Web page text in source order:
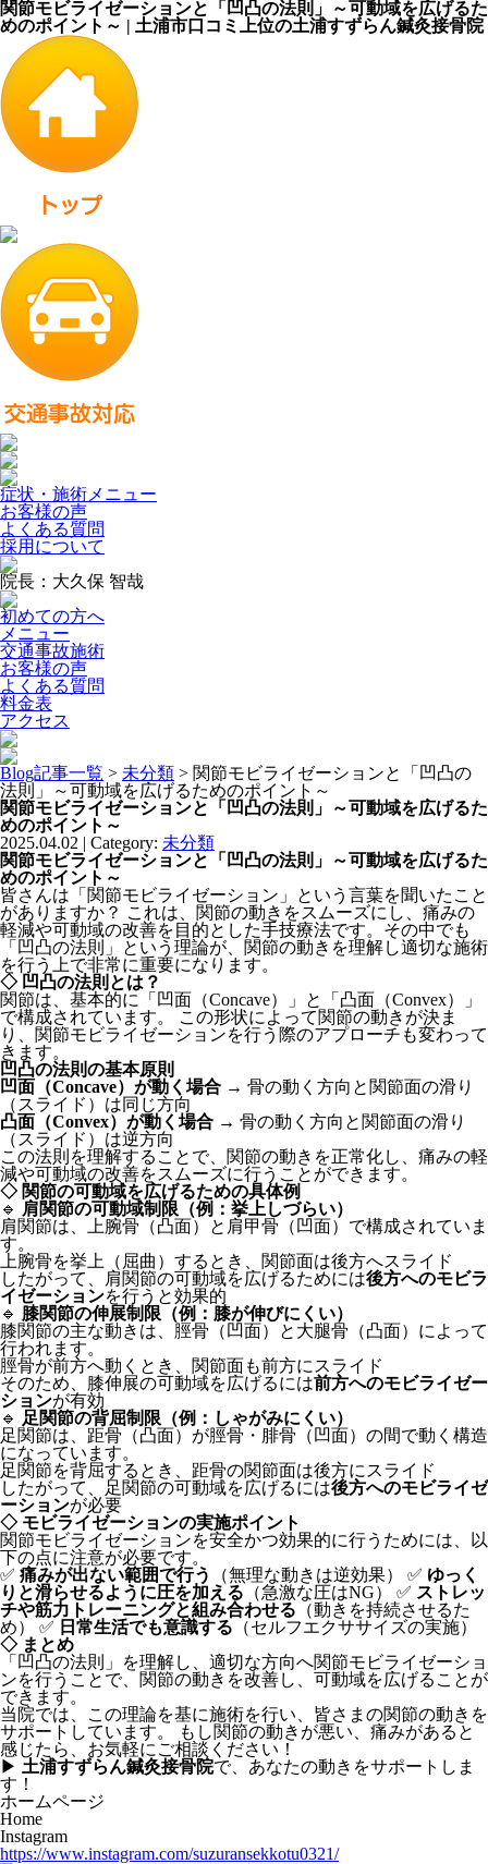
関節モビライゼーションと「凹凸の法則」～可動域を広げるた
めのポイント～ | 土浦市口コミ上位の土浦すずらん鍼灸接骨院
症状・施術メニュー
お客様の声
よくある質問
採用について
院長：大久保 智哉
初めての方へ
メニュー
交通事故施術
お客様の声
よくある質問
料金表
アクセス
Blog記事一覧 > 未分類 > 関節モビライゼーションと「凹凸の
法則」～可動域を広げるためのポイント～
関節モビライゼーションと「凹凸の法則」～可動域を広げるた
めのポイント～
2025.04.02 | Category: 未分類
関節モビライゼーションと「凹凸の法則」～可動域を広げるた
めのポイント～
皆さんは「関節モビライゼーション」という言葉を聞いたこと
がありますか？ これは、関節の動きをスムーズにし、痛みの
軽減や可動域の改善を目的とした手技療法です。その中でも
「凹凸の法則」という理論が、関節の動きを理解し適切な施術
を行う上で非常に重要になります。
◇ 凹凸の法則とは？
関節は、基本的に「凹面（Concave）」と「凸面（Convex）」
で構成されています。 この形状によって関節の動きが決ま
り、関節モビライゼーションを行う際のアプローチも変わって
きます。
凹凸の法則の基本原則
凹面（Concave）が動く場合 → 骨の動く方向と関節面の滑り
（スライド）は同じ方向
凸面（Convex）が動く場合 → 骨の動く方向と関節面の滑り
（スライド）は逆方向
この法則を理解することで、関節の動きを正常化し、痛みの軽
減や可動域の改善をスムーズに行うことができます。
◇ 関節の可動域を広げるための具体例
🔹 肩関節の可動域制限（例：挙上しづらい）
肩関節は、上腕骨（凸面）と肩甲骨（凹面）で構成されていま
す。
上腕骨を挙上（屈曲）するとき、関節面は後方へスライド
したがって、肩関節の可動域を広げるためには後方へのモビラ
イゼーションを行うと効果的
🔹 膝関節の伸展制限（例：膝が伸びにくい）
膝関節の主な動きは、脛骨（凹面）と大腿骨（凸面）によって
行われます。
脛骨が前方へ動くとき、関節面も前方にスライド
そのため、膝伸展の可動域を広げるには前方へのモビライゼー
ションが有効
🔹 足関節の背屈制限（例：しゃがみにくい）
足関節は、距骨（凸面）が脛骨・腓骨（凹面）の間で動く構造
になっています。
足関節を背屈するとき、距骨の関節面は後方にスライド
したがって、足関節の可動域を広げるには後方へのモビライゼ
ーションが必要
◇ モビライゼーションの実施ポイント
関節モビライゼーションを安全かつ効果的に行うためには、以
下の点に注意が必要です。
✅ 痛みが出ない範囲で行う （無理な動きは逆効果） ✅ ゆっく
りと滑らせるように圧を加える （急激な圧はNG） ✅ ストレッ
チや筋力トレーニングと組み合わせる （動きを持続させるた
め） ✅ 日常生活でも意識する （セルフエクササイズの実施）
◇ まとめ
「凹凸の法則」を理解し、適切な方向へ関節モビライゼーショ
ンを行うことで、関節の動きを改善し、可動域を広げることが
できます。
当院では、この理論を基に施術を行い、皆さまの関節の動きを
サポートしています。 もし関節の動きが悪い、痛みがあると
感じたら、お気軽にご相談ください！
▶ 土浦すずらん鍼灸接骨院で、あなたの動きをサポートしま
す！
ホームページ
Home
Instagram
https://www.instagram.com/suzuransekkotu0321/